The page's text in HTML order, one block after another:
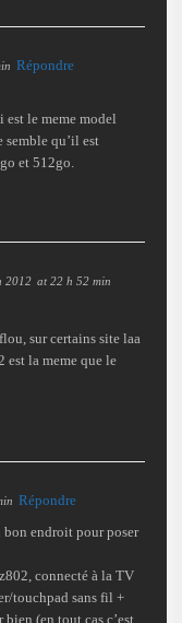
Répondre
le meme model
semble qu’il est
et 512go.
2012 at 22 h 52 min
sur certains site laa
la meme que le
Répondre
bon endroit pour poser
connecté à la TV
touchpad sans fil +
(en tout cas c’est